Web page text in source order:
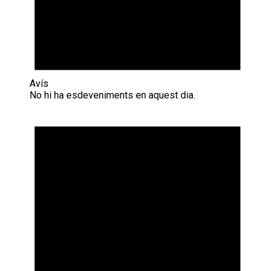
Avís
No hi ha esdeveniments en aquest dia.